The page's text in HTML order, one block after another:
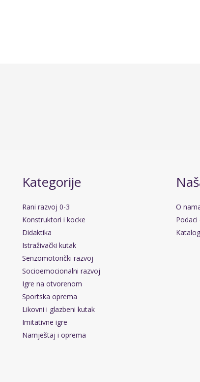
Kategorije
Rani razvoj 0-3
Konstruktori i kocke
Didaktika
Istraživački kutak
Senzomotorički razvoj
Socioemocionalni razvoj
Igre na otvorenom
Sportska oprema
Likovni i glazbeni kutak
Imitativne igre
Namještaj i oprema
O
Katalog